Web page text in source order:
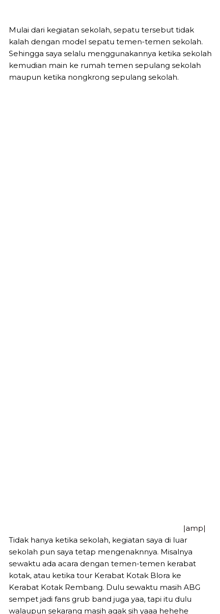
Mulai dari kegiatan sekolah, sepatu tersebut tidak
kalah dengan model sepatu temen-temen sekolah.
Sehingga saya selalu menggunakannya ketika sekolah
kemudian main ke rumah temen sepulang sekolah
maupun ketika nongkrong sepulang sekolah.
|amp|
Tidak hanya ketika sekolah, kegiatan saya di luar
sekolah pun saya tetap mengenaknnya. Misalnya
sewaktu ada acara dengan temen-temen kerabat
kotak, atau ketika tour Kerabat Kotak Blora ke
Kerabat Kotak Rembang. Dulu sewaktu masih ABG
sempet jadi fans grub band juga yaa, tapi itu dulu
walaupun sekarang masih agak sih yaaa hehehe